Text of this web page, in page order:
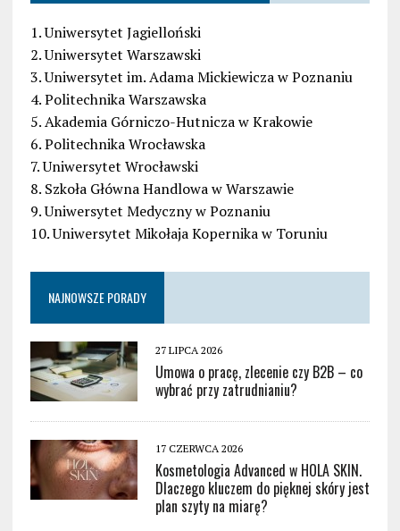
1. Uniwersytet Jagielloński
2. Uniwersytet Warszawski
3. Uniwersytet im. Adama Mickiewicza w Poznaniu
4. Politechnika Warszawska
5. Akademia Górniczo-Hutnicza w Krakowie
6. Politechnika Wrocławska
7. Uniwersytet Wrocławski
8. Szkoła Główna Handlowa w Warszawie
9. Uniwersytet Medyczny w Poznaniu
10. Uniwersytet Mikołaja Kopernika w Toruniu
NAJNOWSZE PORADY
27 LIPCA 2026
Umowa o pracę, zlecenie czy B2B – co
wybrać przy zatrudnianiu?
17 CZERWCA 2026
Kosmetologia Advanced w HOLA SKIN.
Dlaczego kluczem do pięknej skóry jest
plan szyty na miarę?